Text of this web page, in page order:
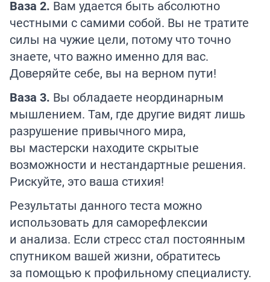
Ваза 2. Вам удается быть абсолютно
честными с самими собой. Вы не тратите
силы на чужие цели, потому что точно
знаете, что важно именно для вас.
Доверяйте себе, вы на верном пути!
Ваза 3. Вы обладаете неординарным
мышлением. Там, где другие видят лишь
разрушение привычного мира,
вы мастерски находите скрытые
возможности и нестандартные решения.
Рискуйте, это ваша стихия!
Результаты данного теста можно
использовать для саморефлексии
и анализа. Если стресс стал постоянным
спутником вашей жизни, обратитесь
за помощью к профильному специалисту.